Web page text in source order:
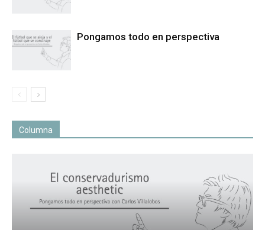
Pongamos todo en perspectiva
Columna